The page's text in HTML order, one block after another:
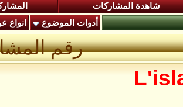
شاهدة المشاركات
أدوات الموضوع
انواع
رقم